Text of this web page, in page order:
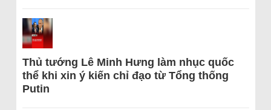
Thủ tướng Lê Minh Hưng làm nhục quốc
thể khi xin ý kiến chỉ đạo từ Tổng thống
Putin